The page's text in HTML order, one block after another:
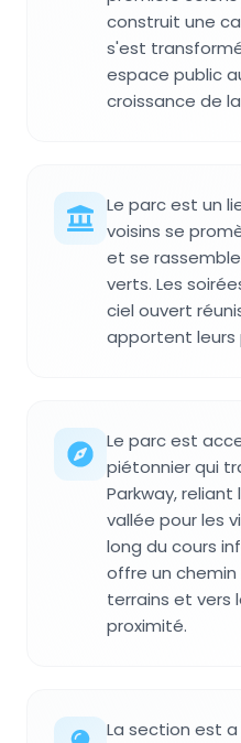
construit une
s'est
espace public
croissance de la
Le parc est un
voisins se
et se
verts. Les
ciel ouvert
apportent leurs
Le parc est
piétonnier qui
Parkway,
vallée pour les
long du cours
offre un
terrains et vers
proximité.
La section est